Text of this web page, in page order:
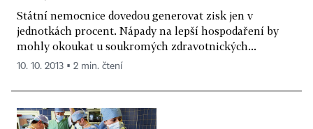
Státní nemocnice dovedou generovat zisk jen v
jednotkách procent. Nápady na lepší hospodaření by
mohly okoukat u soukromých zdravotnických...
10. 10. 2013 ▪ 2 min. čtení